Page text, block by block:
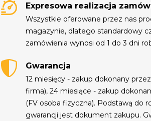
Expresowa realizacja
Wszystkie oferowane przez nas
magazynie, dlatego standardowy
zamówienia wynosi od 1 do 3 dni
Gwarancja
12 miesięcy - zakup dokonany
firma), 24 miesiące - zakup
(FV osoba fizyczna). Podstawą do
gwarancji jest dokument zakupu.